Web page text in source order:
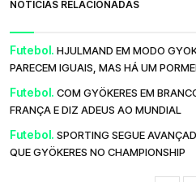
NOTÍCIAS RELACIONADAS
Futebol. HJULMAND EM MODO
PARECEM IGUAIS, MAS HÁ UM
Futebol. COM GYÖKERES EM
FRANÇA E DIZ ADEUS AO MUNDIAL
Futebol. SPORTING SEGUE
QUE GYÖKERES NO CHAMPIONSHIP